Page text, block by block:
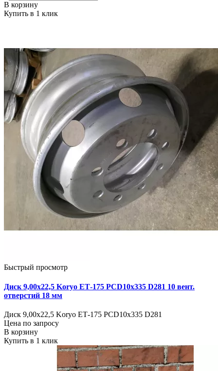
В корзину
Купить в 1 клик
Быстрый просмотр
Диск 9,00х22,5 Koryo ЕТ-175 PCD10x335 D281 10 вент.
отверстий 18 мм
Диск 9,00х22,5 Koryo ЕТ-175 PCD10x335 D281
Цена по запросу
В корзину
Купить в 1 клик